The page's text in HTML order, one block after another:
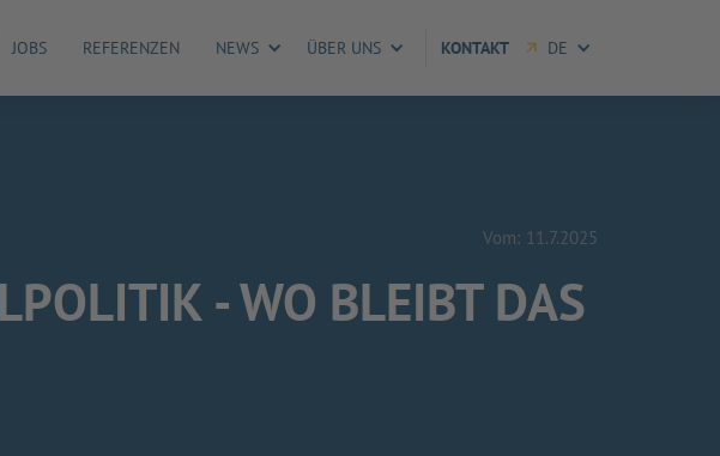
JOBS REFERENZEN NEWS ÜBER UNS KONTAKT DE
Vom: 11.7.2025
- WO BLEIBT DAS